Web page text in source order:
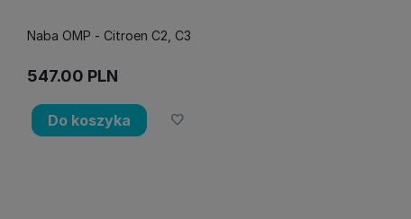
Naba OMP - Citroen C2, C3
547.00 PLN
Do koszyka